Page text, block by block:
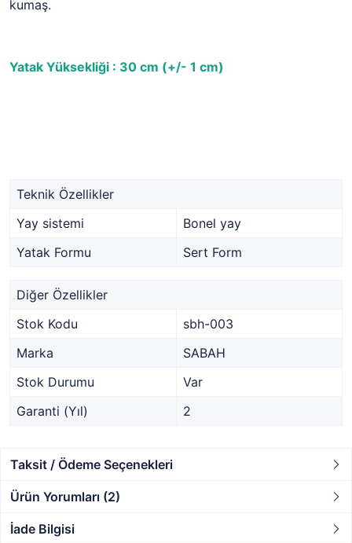
kumaş.
Yatak Yüksekliği : 30 cm (+/- 1 cm)
Teknik Özellikler
Yay sistemi
Bonel yay
Yatak Formu
Sert Form
Diğer Özellikler
Stok Kodu
sbh-003
Marka
SABAH
Stok Durumu
Var
Garanti (Yıl)
2
Taksit / Ödeme Seçenekleri
Ürün Yorumları (2)
İade Bilgisi